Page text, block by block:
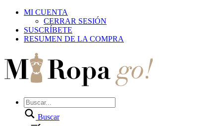
MI CUENTA
CERRAR SESIÓN
SUSCRÍBETE
RESUMEN DE LA COMPRA
Buscar